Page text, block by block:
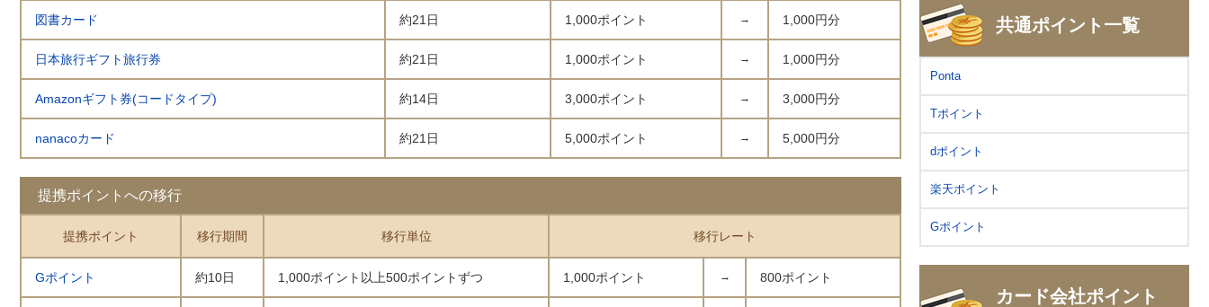
図書カード 約21日 1,000ポイント → 1,000円分
日本旅行ギフト旅行券 約21日 1,000ポイント → 1,000円分
Amazonギフト券(コードタイプ) 約14日 3,000ポイント → 3,000円分
nanacoカード 約21日 5,000ポイント → 5,000円分
提携ポイントへの移行
提携ポイント 移行期間 移行単位 移行レート
Gポイント 約10日 1,000ポイント以上500ポイントずつ 1,000ポイント → 800ポイント
共通ポイント一覧
Ponta
Tポイント
dポイント
楽天ポイント
Gポイント
カード会社ポイント